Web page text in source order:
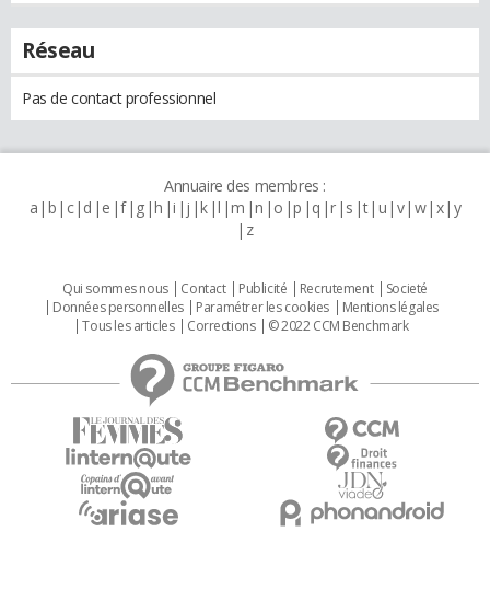
Réseau
Pas de contact professionnel
Annuaire des membres :
a b c d e f g h i j k l m n o p q r s t u v w x y
z
Qui sommes nous Contact Publicité Recrutement
Societé
Données personnelles
Paramétrer les cookies
Mentions légales
Tous les articles
Corrections © 2022 CCM Benchmark